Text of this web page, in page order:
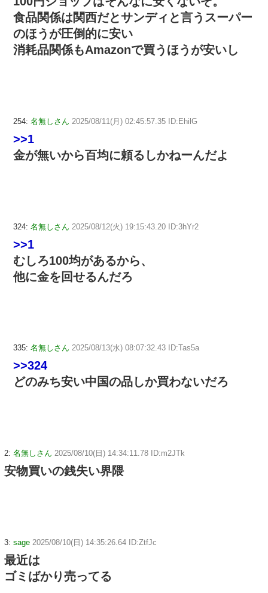
食品関係は関西だとサンディと言うスーパー
のほうが圧倒的に安い
消耗品関係もAmazonで買うほうが安いし
254: 名無しさん 2025/08/11(月) 02:45:57.35 ID:EhilG
>>1
金が無いから百均に頼るしかねーんだよ
324: 名無しさん 2025/08/12(火) 19:15:43.20 ID:3hYr2
>>1
むしろ100均があるから、
他に金を回せるんだろ
335: 名無しさん 2025/08/13(水) 08:07:32.43 ID:Tas5a
>>324
どのみち安い中国の品しか買わないだろ
2: 名無しさん 2025/08/10(日) 14:34:11.78 ID:m2JTk
安物買いの銭失い界隈
3: sage 2025/08/10(日) 14:35:26.64 ID:ZtfJc
最近は
ゴミばかり売ってる